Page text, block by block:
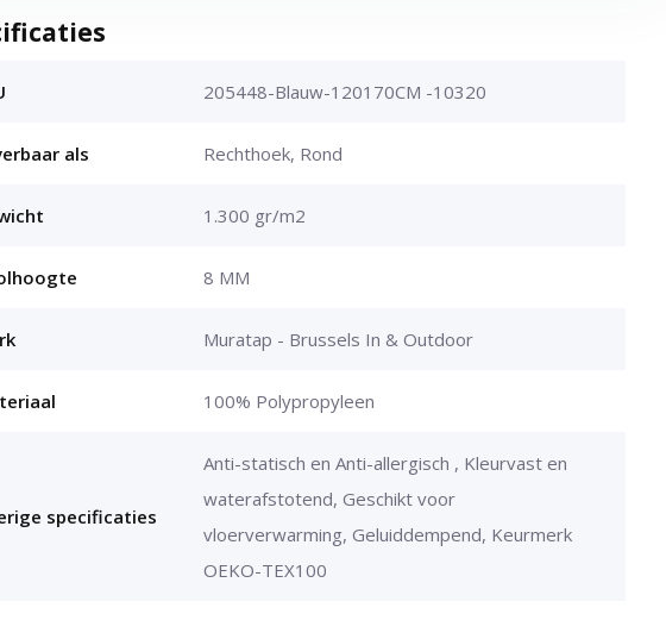
205448-Blauw-120170CM -10320
als Rechthoek, Rond
1.300 gr/m2
8 MM
Muratap - Brussels In & Outdoor
100% Polypropyleen
specificaties
Anti-statisch en Anti-allergisch , Kleurvast en
waterafstotend, Geschikt voor
vloerverwarming, Geluiddempend, Keurmerk
OEKO-TEX100